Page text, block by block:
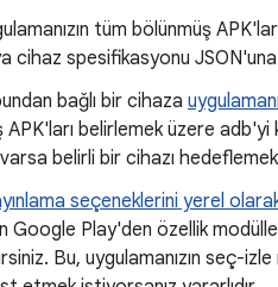
tüm bölünmüş
cihaz spesifikasyonu
bağlı bir cihaza
APK'ları belirlemek üzere adb'yi
varsa belirli bir cihazı
seçeneklerini yerel
Google Play'den özellik
Bu, uygulamanızın seç-